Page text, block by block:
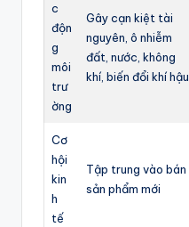
c
độn
g
môi
trư
ờng
Gây cạn kiệt tài
nguyên, ô nhiễm
đất, nước, không
khí, biến đổi khí hậu
Cơ
hội
kin
h
tế
Tập trung vào bán
sản phẩm mới